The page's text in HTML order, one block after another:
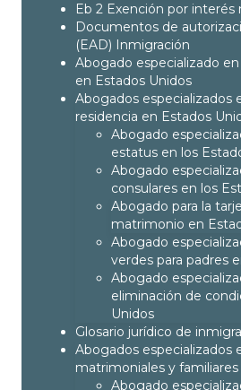
Eb 2 Exención por interés
Documentos de
(EAD) Inmigración
Abogado especializado
en Estados Unidos
Abogados especializados
residencia en Estados
Abogado
estatus en los
Abogado
consulares en los
Abogado para la
matrimonio en
Abogado
verdes para padres
Abogado
eliminación de
Unidos
Glosario jurídico de
Abogados especializados
matrimoniales y
Abogado